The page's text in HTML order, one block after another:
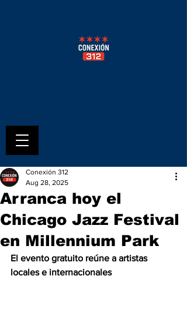
Arranca hoy el
Chicago Jazz Festival
en Millennium Park
Conexión 312
Aug 28, 2025
El evento gratuito reúne a artistas
locales e internacionales